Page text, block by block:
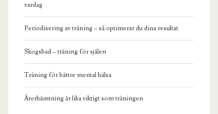
vardag
Periodisering av träning – så optimerar du dina resultat
Skogsbad – träning för själen
Träning för bättre mental hälsa
Återhämtning är lika viktigt som träningen